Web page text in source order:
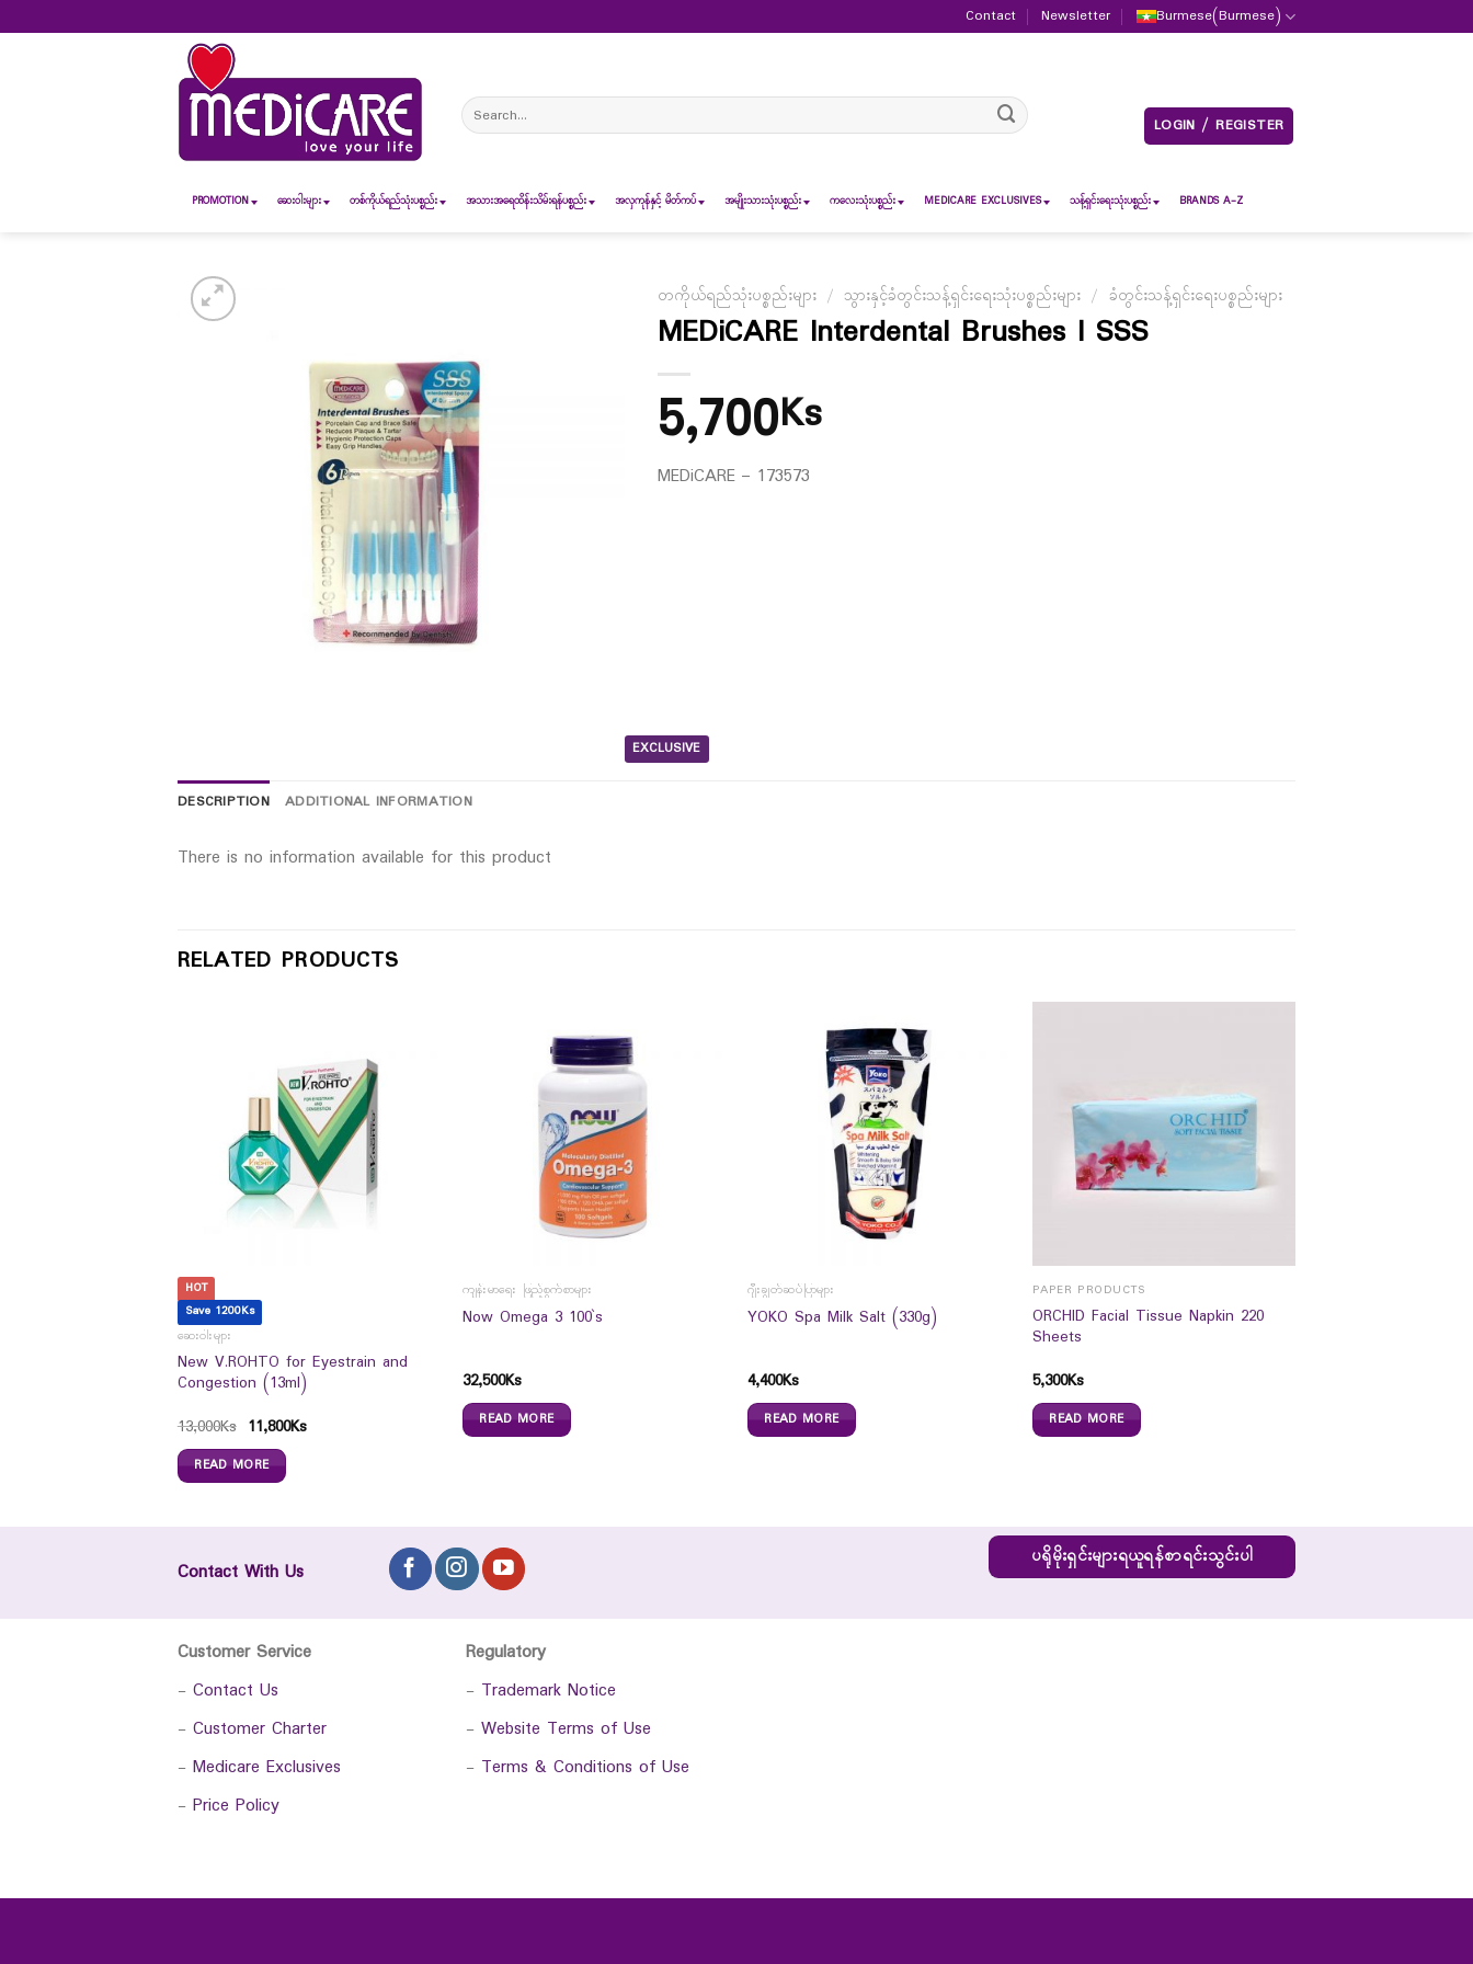
to
Contact Newsletter Burmese(Burmese)
Search
for:
LOGIN / REGISTER
PROMOTION ဆေး၀ါးများ တစ်ကိုယ်ရည်သုံးပစ္စည်း အသားအရေထိန်းသိမ်းရန်ပစ္စည်း အလှကုန်နှင့် မိတ်ကပ် အမျိုးသားသုံးပစ္စည်း ကလေးသုံးပစ္စည်း MEDICARE EXCLUSIVES သန့်ရှင်းရေးသုံးပစ္စည်း BRANDS A-Z
EXCLUSIVE
တကိုယ်ရည်သုံးပစ္စည်းများ / သွားနှင့်ခံတွင်းသန့်ရှင်းရေးသုံးပစ္စည်းများ / ခံတွင်းသန့်ရှင်းရေးပစ္စည်းများ
MEDiCARE Interdental Brushes I SSS
5,700Ks
MEDiCARE – 173573
DESCRIPTION ADDITIONAL INFORMATION
There is no information available for this product
RELATED PRODUCTS
HOT
Save 1200Ks
ဆေးဝါးများ
New V.ROHTO for Eyestrain and
Congestion (13ml)
13,000Ks 11,800Ks
READ MORE
ကျန်းမာရေး ဖြည့်စွက်စာများ
Now Omega 3 100`s
32,500Ks
READ MORE
ဂျီးချွတ်ဆပ်ပြာများ
YOKO Spa Milk Salt (330g)
4,400Ks
READ MORE
PAPER PRODUCTS
ORCHID Facial Tissue Napkin 220
Sheets
5,300Ks
READ MORE
Contact With Us
ပရိုမိုးရှင်းများရယူရန်စာရင်းသွင်းပါ
Customer Service
- Contact Us
- Customer Charter
- Medicare Exclusives
- Price Policy
Regulatory
- Trademark Notice
- Website Terms of Use
- Terms & Conditions of Use